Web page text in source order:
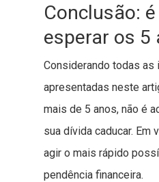
Conclusão:
esperar os 5
Considerando todas as
apresentadas neste
mais de 5 anos, não é
sua dívida caducar. Em
agir o mais rápido
pendência financeira.